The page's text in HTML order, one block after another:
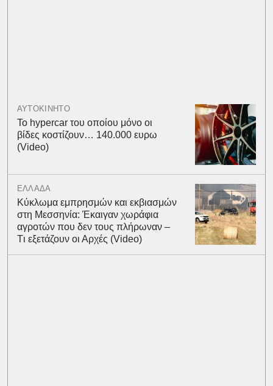
ΑΥΤΟΚΙΝΗΤΟ
To hypercar του οποίου μόνο οι
βίδες κοστίζουν… 140.000 ευρω
(Video)
ΕΛΛΑΔΑ
Kύκλωμα εμπρησμών και εκβιασμών
στη Μεσσηνία: Έκαιγαν χωράφια
αγροτών που δεν τους πλήρωναν –
Tι εξετάζουν οι Αρχές (Video)